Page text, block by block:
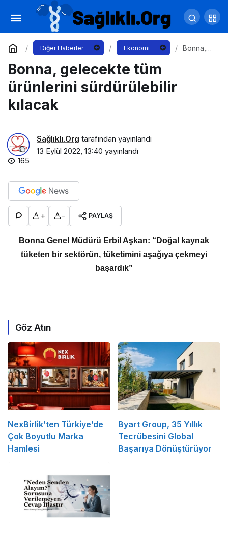
Diğer Haberler Ekonomi
Bonna,
Bonna, gelecekte tüm
ürünlerini sürdürülebilir
kılacak
Sağlıklı.Org tarafından yayınlandı
13 Eylül 2022, 13:40 yayınlandı
165
+ - PAYLAŞ
Bonna Genel Müdürü Erbil Aşkan: “Doğal kaynak
tüketen bir sektörün, tüketimini aşağıya çekmeyi
başardık”
Göz Atın
NexBirlik’ten Türkiye’de
Çok Boyutlu Marka
Hamlesi
Byart Group, 35 Yıllık
Tecrübesini Global
Başarıya Dönüştürüyor
Arzum Halka Arz Sonrası İlk Finansman
Bonosu İhracını Başarıyla Gerçekleştirildi
Yorum Yap Paylaş